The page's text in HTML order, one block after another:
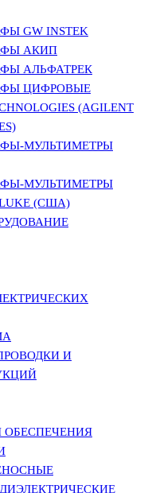
GW INSTEK
АКИП
АЛЬФАТРЕК
ЦИФРОВЫЕ
(AGILENT
МУЛЬТИМЕТРЫ
МУЛЬТИМЕТРЫ
(США)
И
ОБЕСПЕЧЕНИЯ